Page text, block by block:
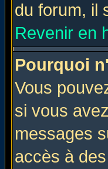
du forum, il
Revenir en
Pourquoi
Vous
si vous
messages
accès à